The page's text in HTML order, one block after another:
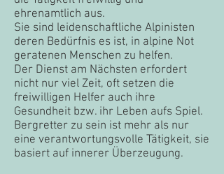
ehrenamtlich aus.
Sie sind leidenschaftliche Alpinisten
deren Bedürfnis es ist, in alpine Not
geratenen Menschen zu helfen.
Der Dienst am Nächsten erfordert
nicht nur viel Zeit, oft setzen die
freiwilligen Helfer auch ihre
Gesundheit bzw. ihr Leben aufs Spiel.
Bergretter zu sein ist mehr als nur
eine verantwortungsvolle Tätigkeit, sie
basiert auf innerer Überzeugung.